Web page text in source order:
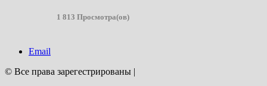
1 813 Просмотра(ов)
Email
© Все права зарегестрированы |